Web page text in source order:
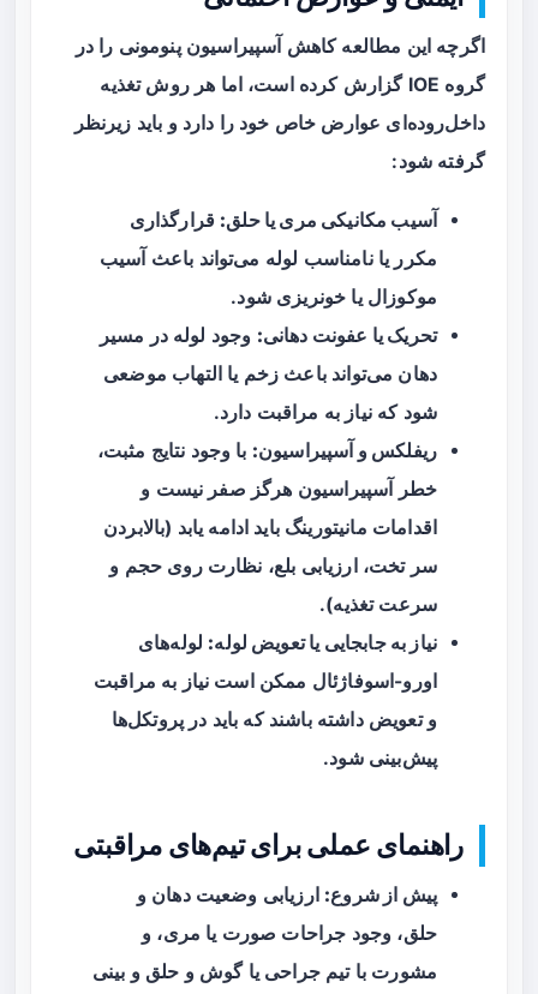
اگرچه این مطالعه کاهش آسپیراسیون پنومونی را در
گروه IOE گزارش کرده است، اما هر روش تغذیه
داخل‌روده‌ای عوارض خاص خود را دارد و باید زیرنظر
گرفته شود:
آسیب مکانیکی مری یا حلق: قرارگذاری
مکرر یا نامناسب لوله می‌تواند باعث آسیب
موکوزال یا خونریزی شود.
تحریک یا عفونت دهانی: وجود لوله در مسیر
دهان می‌تواند باعث زخم یا التهاب موضعی
شود که نیاز به مراقبت دارد.
ریفلکس و آسپیراسیون: با وجود نتایج مثبت،
خطر آسپیراسیون هرگز صفر نیست و
اقدامات مانیتورینگ باید ادامه یابد (بالابردن
سر تخت، ارزیابی بلع، نظارت روی حجم و
سرعت تغذیه).
نیاز به جابجایی یا تعویض لوله: لوله‌های
اورو-اسوفاژئال ممکن است نیاز به مراقبت
و تعویض داشته باشند که باید در پروتکل‌ها
پیش‌بینی شود.
راهنمای عملی برای تیم‌های مراقبتی
پیش از شروع: ارزیابی وضعیت دهان و
حلق، وجود جراحات صورت یا مری، و
مشورت با تیم جراحی یا گوش و حلق و بینی